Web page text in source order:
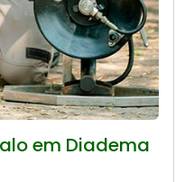
em Diadema